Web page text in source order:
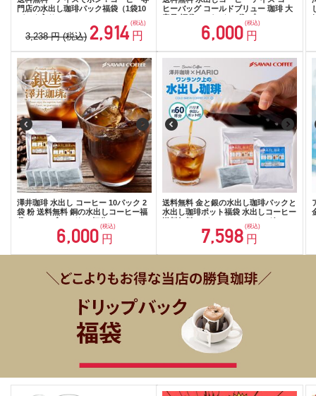
門店の水出し珈琲パック福袋（1袋10
パック入り×2）
3,238 円(税込) 2,914 円
(税込)
ヒーバッグ コールドブリュー 珈琲 大
容量 福袋 10パック×2袋 プレミアム コ
ーヒーパック 金の水出し珈琲 セット
ソルブレンド 60杯分 澤井珈琲 水だし
6,000 円
(税込)
澤井珈琲 水出し コーヒー 10パック 2
袋 粉 送料無料 銅の水出しコーヒー福
袋 テルスブレンド 60杯分
6,000 円
(税込)
送料無料 金と銀の水出し珈琲パックと
水出し珈琲ポット福袋 水出しコーヒー
送料無料 アイス コーヒーバッグ コー
ルドブリュー 珈琲 大容量 福袋 10パッ
ク×2袋 プレミアム コーヒーパック 金
FP-7-TW ポット付き 水だし ※冷凍便
7,598 円
(税込)